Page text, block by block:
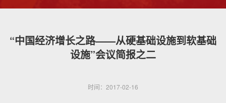
“中国经济增长之路——从硬基础设施到软基础
设施”会议简报之二
时间：2017-02-16